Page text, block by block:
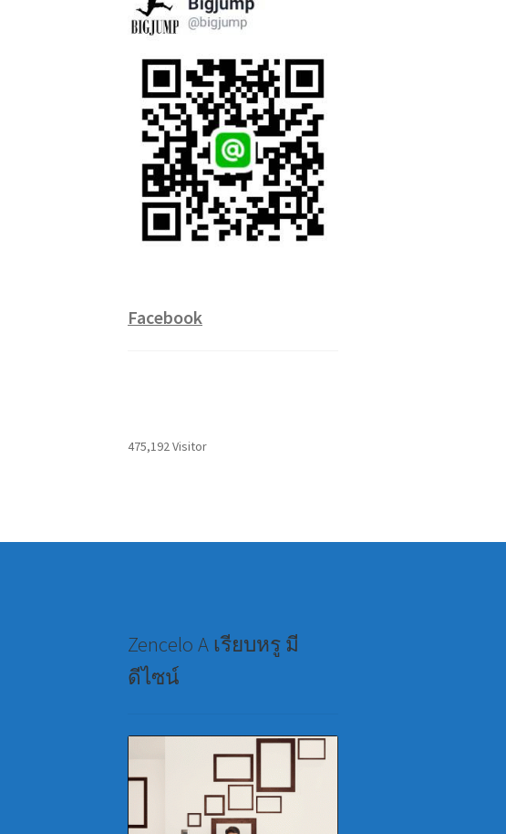
Facebook
475,192 Visitor
Zencelo A เรียบหรู มี
ดีไซน์